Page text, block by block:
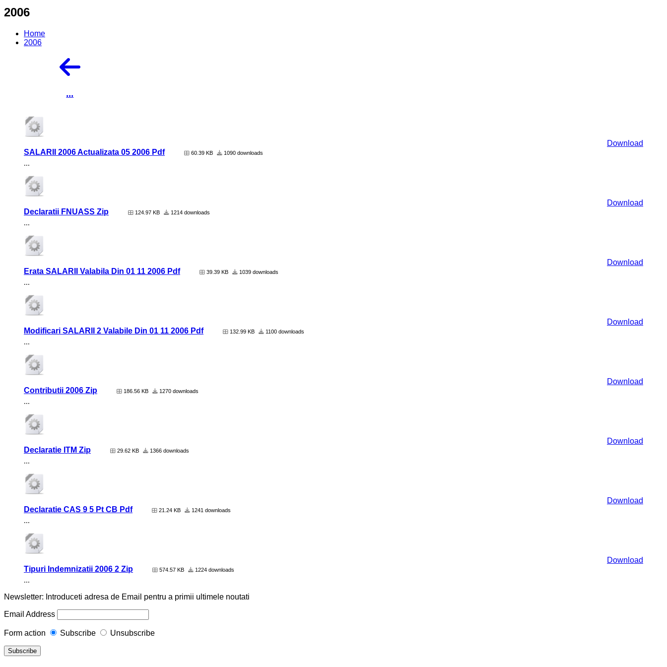
2006
Home
2006
...
Download
SALARII 2006 Actualizata 05 2006 Pdf
60.39 KB 1090 downloads
...
Download
Declaratii FNUASS Zip
124.97 KB 1214 downloads
...
Download
Erata SALARII Valabila Din 01 11 2006 Pdf
39.39 KB 1039 downloads
...
Download
Modificari SALARII 2 Valabile Din 01 11 2006 Pdf
132.99 KB 1100 downloads
...
Download
Contributii 2006 Zip
186.56 KB 1270 downloads
...
Download
Declaratie ITM Zip
29.62 KB 1366 downloads
...
Download
Declaratie CAS 9 5 Pt CB Pdf
21.24 KB 1241 downloads
...
Download
Tipuri Indemnizatii 2006 2 Zip
574.57 KB 1224 downloads
...
Newsletter: Introduceti adresa de Email pentru a primii ultimele noutati
Email Address
Form action Subscribe Unsubscribe